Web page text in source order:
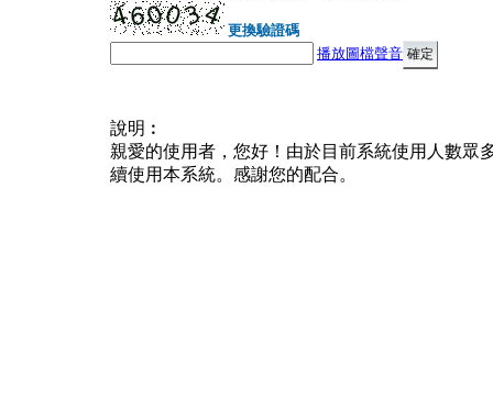
更換驗證碼
播放圖檔聲音
說明︰
親愛的使用者，您好！由於目前系統使用人數眾
續使用本系統。感謝您的配合。